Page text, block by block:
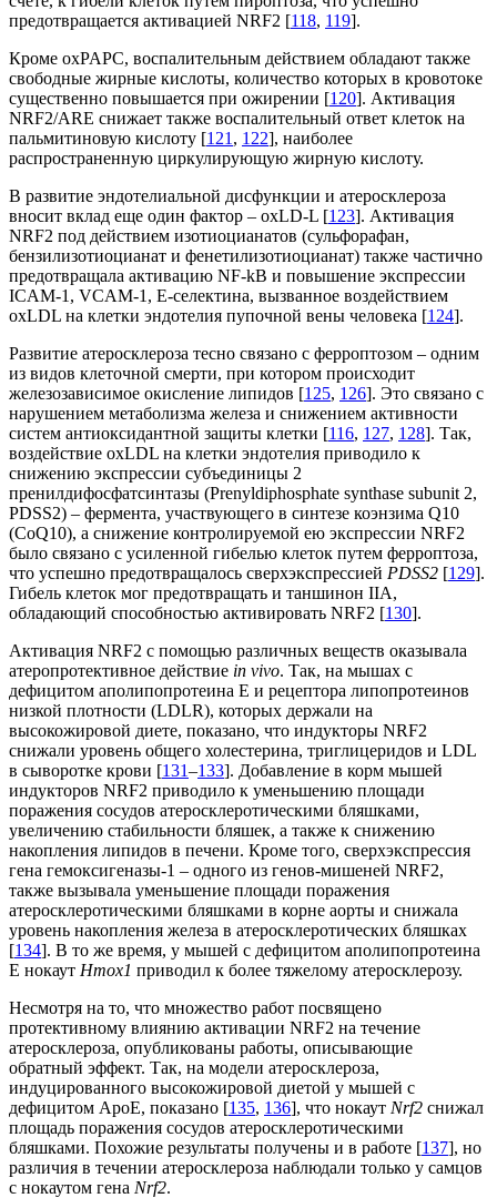
предотвращается активацией NRF2 [118, 119].
Кроме oxPAPC, воспалительным действием обладают также
свободные жирные кислоты, количество которых в кровотоке
существенно повышается при ожирении [120]. Активация
NRF2/ARE снижает также воспалительный ответ клеток на
пальмитиновую кислоту [121 , 122], наиболее
распространенную циркулирующую жирную кислоту.
В развитие эндотелиальной дисфункции и атеросклероза
вносит вклад еще один фактор – oxLD-L [123]. Активация
NRF2 под действием изотиоцианатов (сульфорафан,
бензилизотиоцианат и фенетилизотиоцианат) также частично
предотвращала активацию NF-kB и повышение экспрессии
ICAM-1, VCAM-1, E-селектина, вызванное воздействием
oxLDL на клетки эндотелия пупочной вены человека [124].
Развитие атеросклероза тесно связано с ферроптозом – одним
из видов клеточной смерти, при котором происходит
железозависимое окисление липидов [125, 126]. Это связано с
нарушением метаболизма железа и снижением активности
систем антиоксидантной защиты клетки [116, 127, 128]. Так,
воздействие oxLDL на клетки эндотелия приводило к
снижению экспрессии субъединицы 2
пренилдифосфатсинтазы (Prenyldiphosphate synthase subunit 2,
PDSS2) – фермента, участвующего в синтезе коэнзима Q10
(CoQ10), а снижение контролируемой ею экспрессии NRF2
было связано с усиленной гибелью клеток путем ферроптоза,
что успешно предотвращалось сверхэкспрессией PDSS2 [129].
Гибель клеток мог предотвращать и таншинон IIA,
обладающий способностью активировать NRF2 [130].
Активация NRF2 с помощью различных веществ оказывала
атеропротективное действие in vivo. Так, на мышах с
дефицитом аполипопротеина E и рецептора липопротеинов
низкой плотности (LDLR), которых держали на
высокожировой диете, показано, что индукторы NRF2
снижали уровень общего холестерина, триглицеридов и LDL
в сыворотке крови [131–133]. Добавление в корм мышей
индукторов NRF2 приводило к уменьшению площади
поражения сосудов атеросклеротическими бляшками,
увеличению стабильности бляшек, а также к снижению
накопления липидов в печени. Кроме того, сверхэкспрессия
гена гемоксигеназы-1 – одного из генов-мишеней NRF2,
также вызывала уменьшение площади поражения
атеросклеротическими бляшками в корне аорты и снижала
уровень накопления железа в атеросклеротических бляшках
[134]. В то же время, у мышей с дефицитом аполипопротеина
Е нокаут Hmox1 приводил к более тяжелому атеросклерозу.
Несмотря на то, что множество работ посвящено
протективному влиянию активации NRF2 на течение
атеросклероза, опубликованы работы, описывающие
обратный эффект. Так, на модели атеросклероза,
индуцированного высокожировой диетой у мышей с
дефицитом ApoE, показано [135, 136], что нокаут Nrf2 снижал
площадь поражения сосудов атеросклеротическими
бляшками. Похожие результаты получены и в работе [137], но
различия в течении атеросклероза наблюдали только у самцов
с нокаутом гена Nrf2.